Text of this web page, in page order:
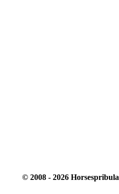
© 2008 - 2026 Horsespribula